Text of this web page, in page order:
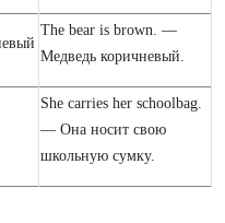
The bear is brown. —
Медведь коричневый.
She carries her schoolbag.
— Она носит свою
школьную сумку.